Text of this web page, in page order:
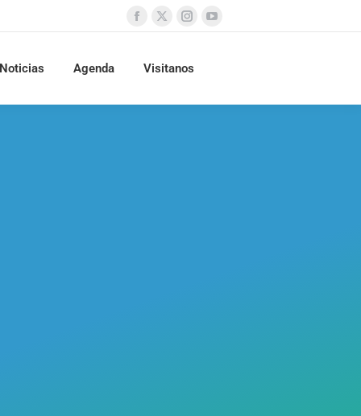
Agenda Visitanos